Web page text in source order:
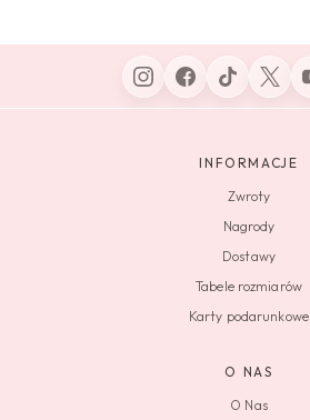
INFORMACJE
Zwroty
Nagrody
Dostawy
Tabele rozmiarów
Karty podarunkowe
O NAS
O Nas